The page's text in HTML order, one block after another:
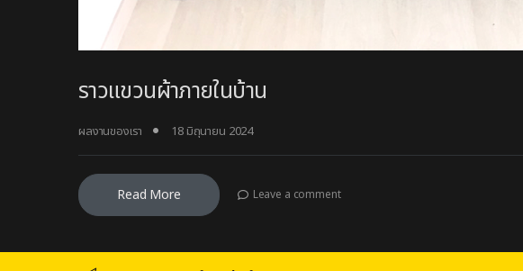
ราวแขวนผ้าภายในบ้าน
ผลงานของเรา 18 มิถุนายน 2024
Read More Leave a comment